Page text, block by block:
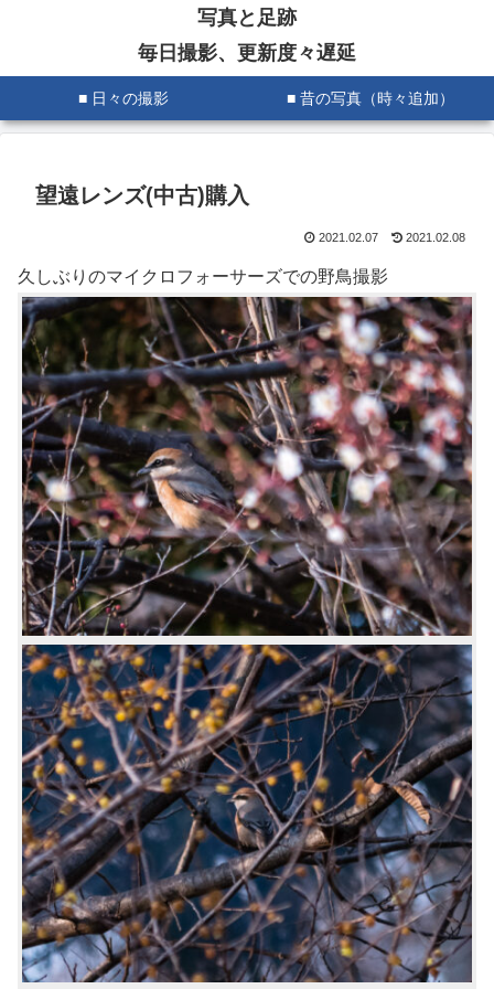
写真と足跡
毎日撮影、更新度々遅延
■ 日々の撮影 ■ 昔の写真（時々追加）
望遠レンズ(中古)購入
2021.02.07 2021.02.08
久しぶりのマイクロフォーサーズでの野鳥撮影